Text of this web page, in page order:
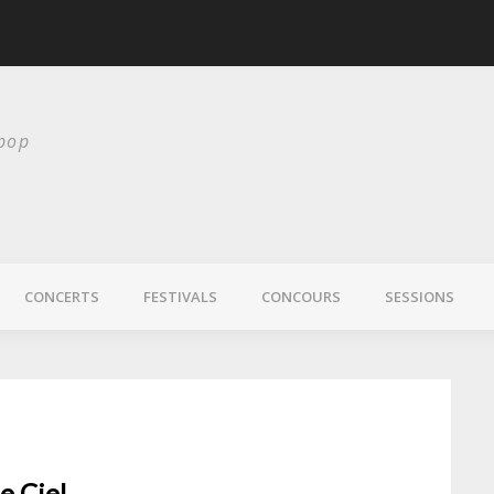
CONCERTS FESTIVALS CONCOURS SESSIONS